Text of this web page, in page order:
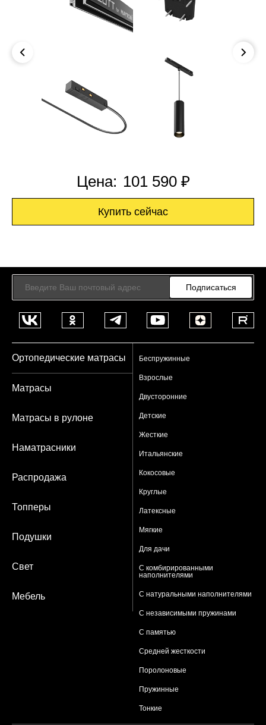
Цена: 101 590 ₽
Купить сейчас
Подписаться
Ортопедические матрасы Беспружинные
Взрослые
Двусторонние
Детские
Жесткие
Итальянские
Кокосовые
Круглые
Латексные
Мягкие
Для дачи
С комбирированными
наполнителями
С натуральными наполнителями
С независимыми пружинами
С памятью
Средней жесткости
Поролоновые
Пружинные
Тонкие
Матрасы
Матрасы в рулоне
Наматрасники
Распродажа
Топперы
Подушки
Свет
Мебель